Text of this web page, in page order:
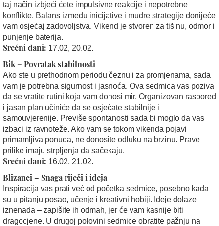
taj način izbjeći ćete impulsivne reakcije i nepotrebne
konflikte. Balans između inicijative i mudre strategije donijeće
vam osjećaj zadovoljstva. Vikend je stvoren za tišinu, odmor i
punjenje baterija.
Srećni dani: 17.02, 20.02.
Bik – Povratak stabilnosti
Ako ste u prethodnom periodu čeznuli za promjenama, sada
vam je potrebna sigurnost i jasnoća. Ova sedmica vas poziva
da se vratite rutini koja vam donosi mir. Organizovan raspored
i jasan plan učiniće da se osjećate stabilnije i
samouvjerenije. Previše spontanosti sada bi moglo da vas
izbaci iz ravnoteže. Ako vam se tokom vikenda pojavi
primamljiva ponuda, ne donosite odluku na brzinu. Prave
prilike imaju strpljenja da sačekaju.
Srećni dani: 16.02, 21.02.
Blizanci – Snaga riječi i ideja
Inspiracija vas prati već od početka sedmice, posebno kada
su u pitanju posao, učenje i kreativni hobiji. Ideje dolaze
iznenada – zapišite ih odmah, jer će vam kasnije biti
dragocjene. U drugoj polovini sedmice obratite pažnju na